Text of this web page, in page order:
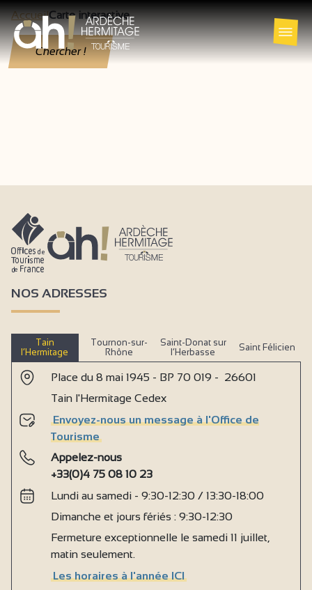
AccueilCarte interactive
Chercher !
NOS ADRESSES
Tain
l’Hermitage
Tournon-sur-
Rhône
Saint-Donat sur
l’Herbasse
Saint Félicien
Place du 8 mai 1945 - BP 70 019 - 26601
Tain l'Hermitage Cedex
Envoyez-nous un message à l'Office de
Tourisme
Appelez-nous
+33(0)4 75 08 10 23
Lundi au samedi - 9:30-12:30 / 13:30-18:00
Dimanche et jours fériés : 9:30-12:30
Fermeture exceptionnelle le samedi 11 juillet,
matin seulement.
Les horaires à l'année ICI